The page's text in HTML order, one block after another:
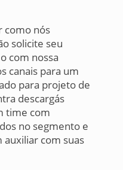
como nós
solicite seu
com nossa
canais para um
para projeto de
descargás
time com
no segmento e
com suas